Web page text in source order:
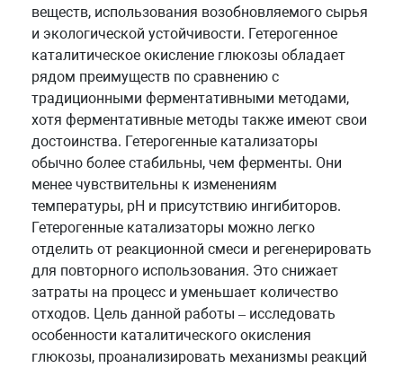
веществ, использования возобновляемого сырья
и экологической устойчивости. Гетерогенное
каталитическое окисление глюкозы обладает
рядом преимуществ по сравнению с
традиционными ферментативными методами,
хотя ферментативные методы также имеют свои
достоинства. Гетерогенные катализаторы
обычно более стабильны, чем ферменты. Они
менее чувствительны к изменениям
температуры, pH и присутствию ингибиторов.
Гетерогенные катализаторы можно легко
отделить от реакционной смеси и регенерировать
для повторного использования. Это снижает
затраты на процесс и уменьшает количество
отходов. Цель данной работы – исследовать
особенности каталитического окисления
глюкозы, проанализировать механизмы реакций